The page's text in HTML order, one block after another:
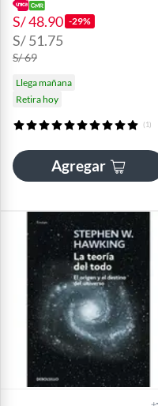
S/ 48.90 -29%
S/ 51.75
S/ 69
Llega mañana
Retira hoy
(1)
Agregar